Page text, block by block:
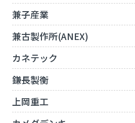
兼子産業
兼古製作所(ANEX)
カネテック
鎌長製衡
上岡重工